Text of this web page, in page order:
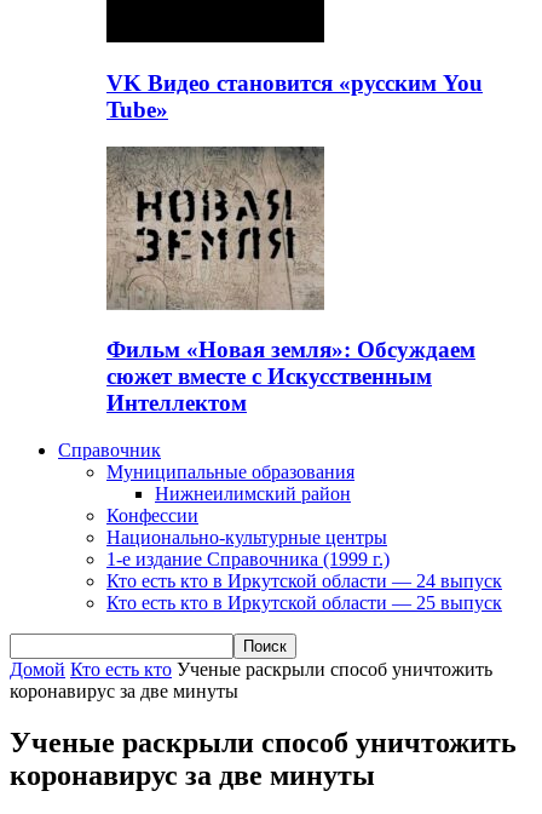
VK Видео становится «русским You
Tube»
Фильм «Новая земля»: Обсуждаем
сюжет вместе с Искусственным
Интеллектом
Справочник
Муниципальные образования
Нижнеилимский район
Конфессии
Национально-культурные центры
1-е издание Справочника (1999 г.)
Кто есть кто в Иркутской области — 24 выпуск
Кто есть кто в Иркутской области — 25 выпуск
Домой Кто есть кто Ученые раскрыли способ уничтожить
коронавирус за две минуты
Ученые раскрыли способ уничтожить
коронавирус за две минуты